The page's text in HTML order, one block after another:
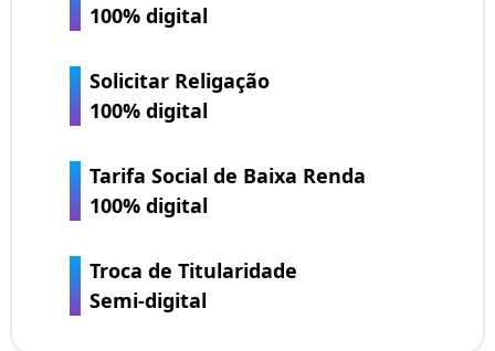
100% digital
Solicitar Religação
100% digital
Tarifa Social de Baixa Renda
100% digital
Troca de Titularidade
Semi-digital